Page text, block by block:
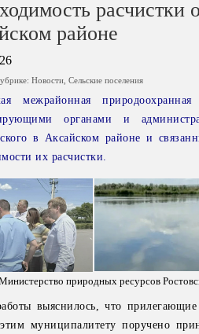
расчистки
районе
Новости ,Сельские поселения
межрайонная
органами и
в Аксайском районе и
их расчистки.
природных ресурсов
выяснилось, что
муниципалитету поручено